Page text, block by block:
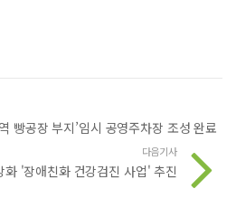
빵공장 부지’임시 공영주차장 조성 완료
다음기사
화 '장애친화 건강검진 사업' 추진